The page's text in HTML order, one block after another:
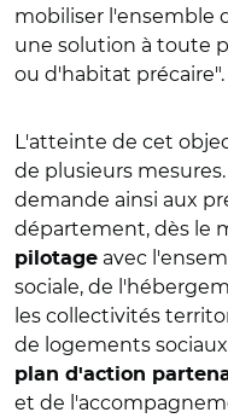
mobiliser l'ensemble
une solution à toute
ou d'habitat précaire".
L'atteinte de cet
de plusieurs
demande ainsi aux
département, dès le
pilotage avec
sociale, de
les collectivités
de logements
plan d'action
et de